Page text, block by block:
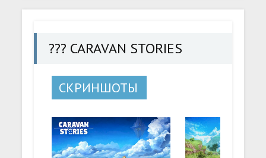
??? CARAVAN STORIES (Много денег) на Андроид
??? CARAVAN STORIES
СКРИНШОТЫ